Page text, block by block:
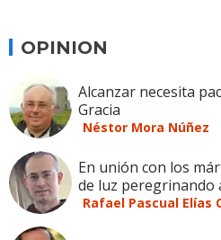
OPINION
Alcanzar necesita
Gracia
Néstor Mora Núñez
En unión con los
de luz peregrinando
Rafael Pascual Elías